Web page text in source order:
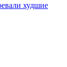
худшие